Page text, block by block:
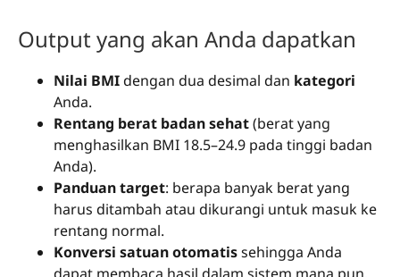
Output yang akan Anda dapatkan
Nilai BMIdengan dua desimal dan kategori
Anda.
Rentang berat badan sehat(berat yang
menghasilkan BMI 18.5–24.9 pada tinggi badan
Anda).
Panduan target: berapa banyak berat yang
harus ditambah atau dikurangi untuk masuk ke
rentang normal.
Konversi satuan otomatissehingga Anda